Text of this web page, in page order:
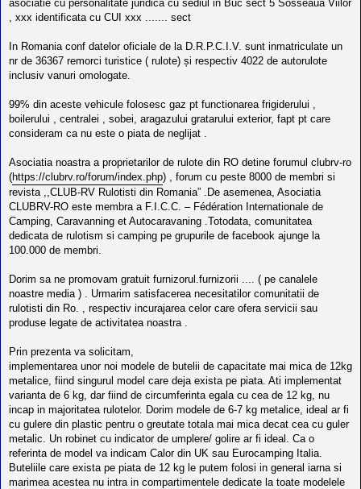
asociatie cu personalitate juridica cu sediul in Buc sect 5 Sosseaua Viilor
, xxx identificata cu CUI xxx ....... sect
In Romania conf datelor oficiale de la D.R.P.C.I.V. sunt inmatriculate un
nr de 36367 remorci turistice ( rulote) și respectiv 4022 de autorulote
inclusiv vanuri omologate.
99% din aceste vehicule folosesc gaz pt functionarea frigiderului ,
boilerului , centralei , sobei, aragazului gratarului exterior, fapt pt care
consideram ca nu este o piata de neglijat .
Asociatia noastra a proprietarilor de rulote din RO detine forumul clubrv-ro
(https://clubrv.ro/forum/index.php) , forum cu peste 8000 de membri si
revista ,,CLUB-RV Rulotisti din Romania” .De asemenea, Asociatia
CLUBRV-RO este membra a F.I.C.C. – Fédération Internationale de
Camping, Caravanning et Autocaravaning .Totodata, comunitatea
dedicata de rulotism si camping pe grupurile de facebook ajunge la
100.000 de membri.
Dorim sa ne promovam gratuit furnizorul.furnizorii .... ( pe canalele
noastre media ) . Urmarim satisfacerea necesitatilor comunitatii de
rulotisti din Ro. , respectiv incurajarea celor care ofera servicii sau
produse legate de activitatea noastra .
Prin prezenta va solicitam,
implementarea unor noi modele de butelii de capacitate mai mica de 12kg
metalice, fiind singurul model care deja exista pe piata. Ati implementat
varianta de 6 kg, dar fiind de circumferinta egala cu cea de 12 kg, nu
incap in majoritatea rulotelor. Dorim modele de 6-7 kg metalice, ideal ar fi
cu gulere din plastic pentru o greutate totala mai mica decat cea cu guler
metalic. Un robinet cu indicator de umplere/ golire ar fi ideal. Ca o
referinta de model va indicam Calor din UK sau Eurocamping Italia.
Buteliile care exista pe piata de 12 kg le putem folosi in general iarna si
marimea acestea nu intra in compartimentele dedicate la toate modelele